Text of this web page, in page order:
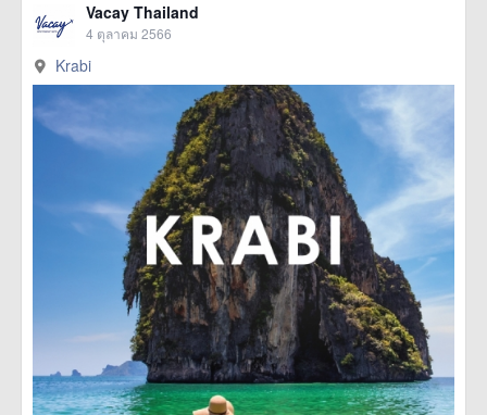
Vacay Thailand
4 ตุลาคม 2566
Krabi